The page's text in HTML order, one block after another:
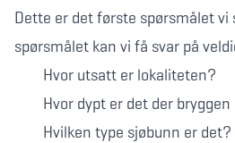
Dette er det første spørsmålet vi
spørsmålet kan vi få svar på
Hvor utsatt er lokaliteten?
Hvor dypt er det der bryggen
Hvilken type sjøbunn er det?